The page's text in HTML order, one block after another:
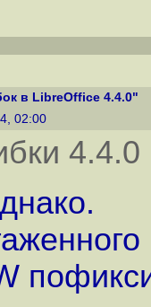
в LibreOffice 4.4.0"
02:00
4.4.0